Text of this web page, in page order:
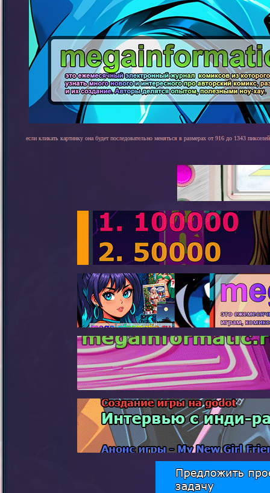
если кликать картинку она будет последовательно меняться в размерах от 916 до 1343